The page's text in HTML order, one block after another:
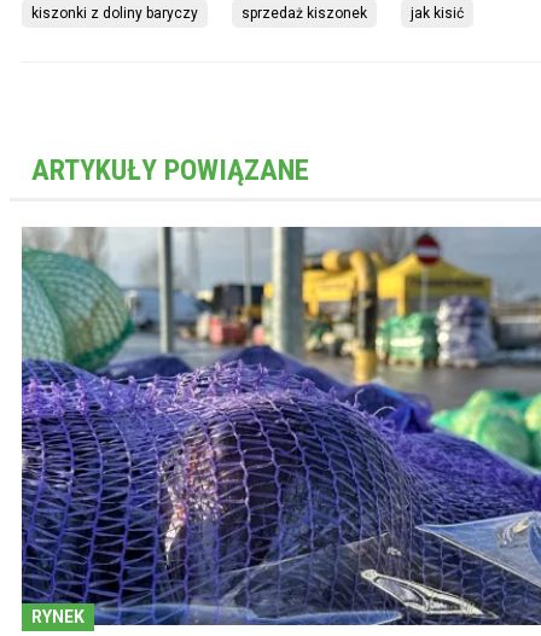
kiszonki z doliny baryczy sprzedaż kiszonek jak kisić
ARTYKUŁY POWIĄZANE
RYNEK